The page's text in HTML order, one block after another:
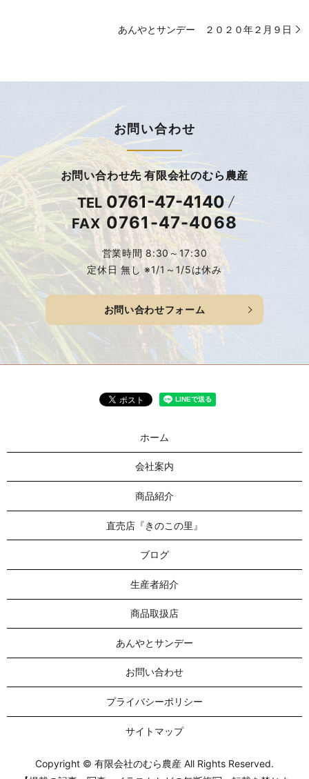
あんやとサンデー ２０２０年２月９日
お問い合わせ
お問い合わせ先 有限会社のむら農産
TEL 0761-47-4140
FAX0761-47-4068
営業時間 8:30～17:30
定休日 無し ※1/1～1/5は休み
お問い合わせフォーム
ホーム
会社案内
商品紹介
直売店『きのこの里』
ブログ
生産者紹介
商品取扱店
あんやとサンデー
お問い合わせ
プライバシーポリシー
サイトマップ
Copyright © 有限会社のむら農産 All Rights Reserved.